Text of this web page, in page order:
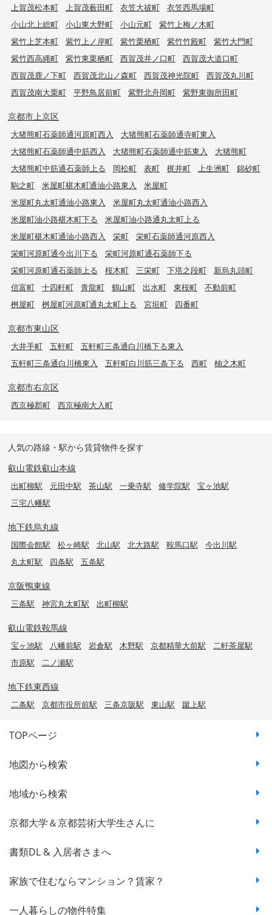
上賀茂松本町
上賀茂薮田町 衣笠大祓町
衣笠西馬場町
小山北上総町
小山東大野町 小山元町
紫竹上梅ノ木町
紫竹上芝本町
紫竹上ノ岸町 紫竹栗栖町 紫竹竹殿町
紫竹大門町
紫竹西高縄町
紫竹東栗栖町 西賀茂井ノ口町
西賀茂大道口町
西賀茂鹿ノ下町
西賀茂北山ノ森町 西賀茂神光院町
西賀茂丸川町
西賀茂南大栗町
平野鳥居前町 紫野北舟岡町 紫野東御所田町
京都市上京区
大猪熊町石薬師通河原町西入
大猪熊町石薬師通寺町東入
大猪熊町石薬師通中筋西入
大猪熊町石薬師通中筋東入
大猪熊町
大猪熊町中筋通石薬師上る
岡松町 表町 梶井町 上生洲町
錦砂町
駒之町
米屋町椹木町通油小路東入
米屋町
米屋町丸太町通油小路東入
米屋町丸太町通油小路西入
米屋町油小路椹木町下る
米屋町油小路通丸太町上る
米屋町椹木町通油小路西入
栄町
栄町石薬師通河原西入
栄町河原町通今出川下る
栄町河原町通石薬師下る
栄町河原町通石薬師上る
桜木町 三栄町 下塔之段町
新烏丸頭町
信富町
十四軒町 青龍町 鶴山町 出水町 東桜町
不動前町
桝屋町
桝屋町河原町通丸太町上る 宮垣町 四番町
京都市東山区
大井手町 五軒町
五軒町三条通白川橋下る東入
五軒町三条通白川橋東入
五軒町白川筋三条下る 西町 柚之木町
京都市右京区
西京極郡町 西京極南大入町
人気の路線・駅から賃貸物件を探す
叡山電鉄叡山本線
出町柳駅 元田中駅 茶山駅 一乗寺駅 修学院駅
宝ヶ池駅
三宅八幡駅
地下鉄烏丸線
国際会館駅 松ヶ崎駅 北山駅 北大路駅 鞍馬口駅
今出川駅
丸太町駅
四条駅 五条駅
京阪鴨東線
三条駅 神宮丸太町駅 出町柳駅
叡山電鉄鞍馬線
宝ヶ池駅 八幡前駅 岩倉駅 木野駅 京都精華大前駅
二軒茶屋駅
市原駅
二ノ瀬駅
地下鉄東西線
二条駅 京都市役所前駅 三条京阪駅 東山駅 蹴上駅
TOPページ
地図から検索
地域から検索
京都大学＆京都芸術大学生さんに
書類DL & 入居者さまへ
家族で住むならマンション？賃家？
一人暮らしの物件特集